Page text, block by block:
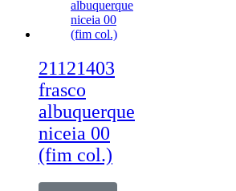
21121403
frasco
albuquerque
niceia 00
(fim col.)